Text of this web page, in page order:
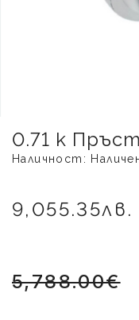
0.71 к
Наличност:
5,788.00€